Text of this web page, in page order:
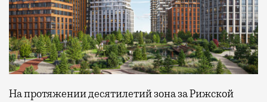
На протяжении десятилетий зона за Рижской